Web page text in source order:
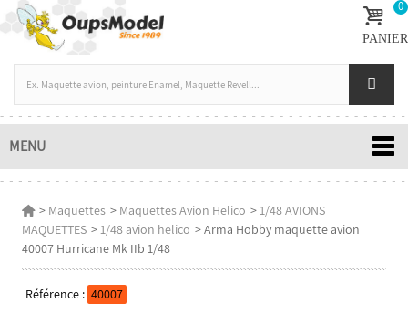
0
PANIER
MENU
> Maquettes > Maquettes Avion Helico >1/48 AVIONS
MAQUETTES >1/48 avion helico >Arma Hobby maquette avion
40007 Hurricane Mk IIb 1/48
Référence : 40007